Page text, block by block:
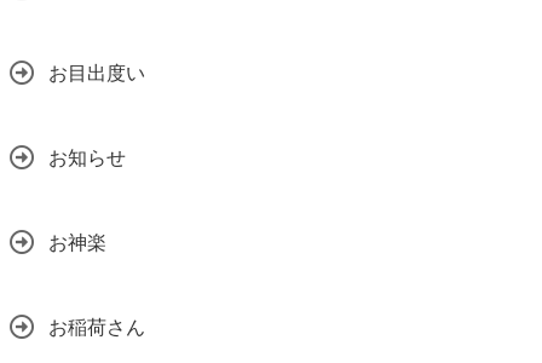
お目出度い
お知らせ
お神楽
お稲荷さん